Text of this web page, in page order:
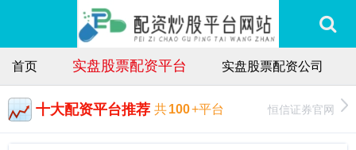
首页 实盘股票配资平台 实盘股票配资公司
十大配资平台推荐 共100+平台 恒信证券官网